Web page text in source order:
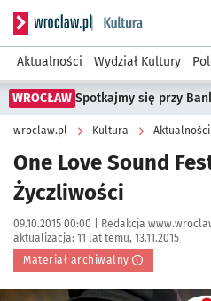
Serwis informacyjny
Aktualności Wydział Kultury
WROCŁAW Spotkajmy się przy
wroclaw.pl Kultura Aktualności
One Love Sound
Życzliwości
Data publikacji:
09.10.2015 00:00 | Autor:
Redakcja
aktualizacja: 11 lat temu, 13.11.2015
Materiał archiwalny